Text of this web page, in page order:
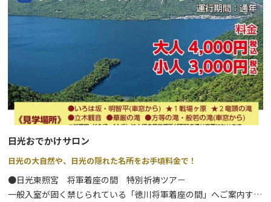
日光おでかけサロン
日光の大自然や、日光の隠れた名所をお手頃料金で！
●日光東照宮 将軍着座の間 特別祈祷ツア－
一般入室が固く禁じられている「徳川将軍着座の間」へご案内する